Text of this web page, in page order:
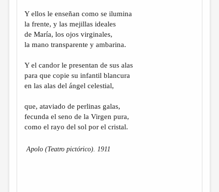
Y ellos le enseñan como se ilumina
la frente, y las mejillas ideales
de María, los ojos virginales,
la mano transparente y ambarina.
Y el candor le presentan de sus alas
para que copie su infantil blancura
en las alas del ángel celestial,
que, ataviado de perlinas galas,
fecunda el seno de la Virgen pura,
como el rayo del sol por el cristal.
Apolo (Teatro pictórico). 1911